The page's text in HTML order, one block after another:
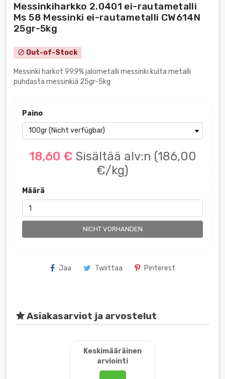
Messinkiharkko 2.0401 ei-rautametalli
Ms 58 Messinki ei-rautametalli CW614N
25gr-5kg
block Out-of-Stock
Messinki harkot 99,9% jalometalli messinki kulta metalli
puhdasta messinkiä 25gr-5kg
Paino
18,60 € Sisältää alv:n (186,00
€/kg)
Määrä
NICHT VORHANDEN
Jaa Twiittaa Pinterest
Asiakasarviot ja arvostelut
Keskimääräinen
arviointi